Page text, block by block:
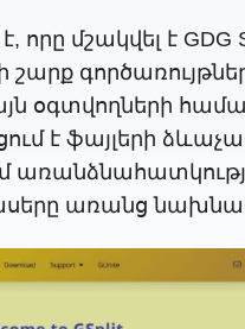
մշակվել է
օգտվողների
է ֆայլերի
առանց